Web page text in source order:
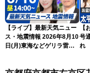
【ライブ】最新天気ニュー
ス・地震情報 2026年8月10
日(月)東海などゲリラ雷雨
【
号
れ